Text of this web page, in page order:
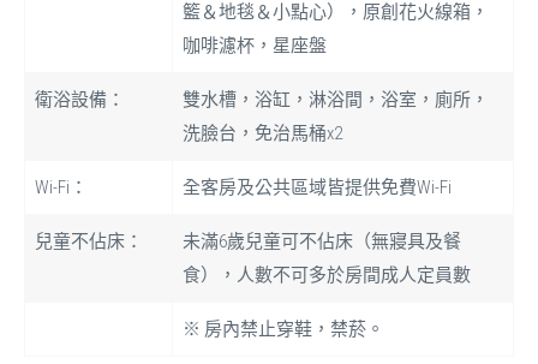
籃＆地毯＆小點心），原創花火線箱，
咖啡濾杯，星座盤
衛浴設備：
雙水槽，浴缸，淋浴間，浴室，廁所，
洗臉台，免治馬桶x2
Wi-Fi： 全客房及公共區域皆提供免費Wi-Fi
兒童不佔床：
未滿6歲兒童可不佔床（無寢具及餐
食），人數不可多於房間成人定員數
※ 房內禁止穿鞋，禁菸。